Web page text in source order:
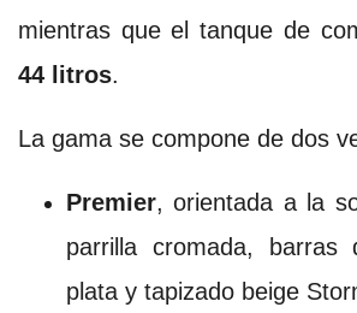
mientras que el tanque de
44 litros.
La gama se compone de dos
Premier, orientada a la
parrilla cromada, barras
plata y tapizado beige